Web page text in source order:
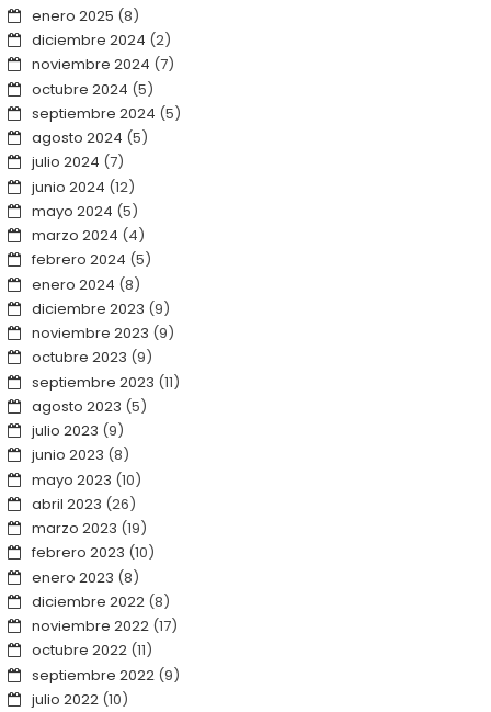
enero 2025 (8)
diciembre 2024 (2)
noviembre 2024 (7)
octubre 2024 (5)
septiembre 2024 (5)
agosto 2024 (5)
julio 2024 (7)
junio 2024 (12)
mayo 2024 (5)
marzo 2024 (4)
febrero 2024 (5)
enero 2024 (8)
diciembre 2023 (9)
noviembre 2023 (9)
octubre 2023 (9)
septiembre 2023 (11)
agosto 2023 (5)
julio 2023 (9)
junio 2023 (8)
mayo 2023 (10)
abril 2023 (26)
marzo 2023 (19)
febrero 2023 (10)
enero 2023 (8)
diciembre 2022(8)
noviembre 2022(17)
octubre 2022(11)
septiembre 2022(9)
julio 2022(10)